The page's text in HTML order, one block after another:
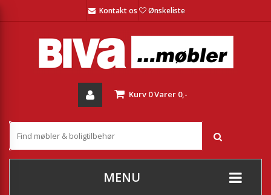
Kontakt os Ønskeliste
Kurv 0Varer 0,-
MENU